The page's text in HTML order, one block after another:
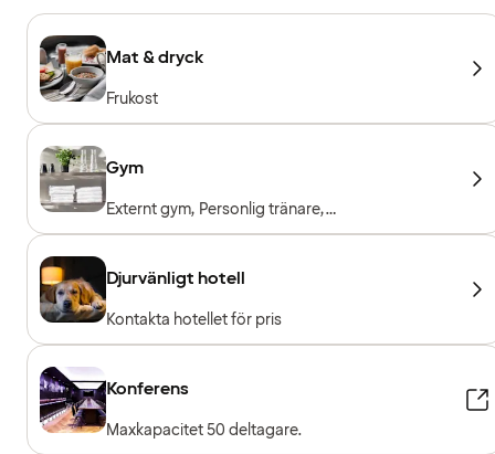
Mat & dryck
Frukost
Gym
Externt gym, Personlig tränare,
Träningsmaskiner, Konditionsmaskiner, Fria
Djurvänligt hotell
Kontakta hotellet för pris
Konferens
Maxkapacitet 50 deltagare.